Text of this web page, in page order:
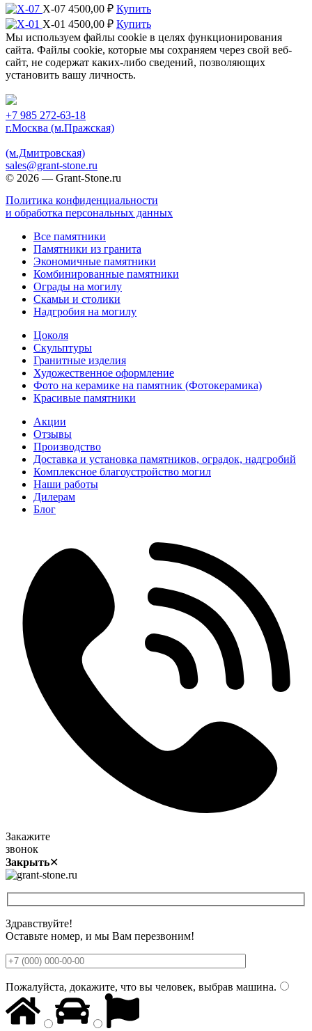
Х-07 4500,00 ₽ Купить
Х-01 4500,00 ₽ Купить
Мы используем файлы cookie в целях функционирования
сайта. Файлы cookie, которые мы сохраняем через свой веб-
сайт, не содержат каких-либо сведений, позволяющих
установить вашу личность.
+7 985 272-63-18
г.Москва (м.Пражская)
(м.Дмитровская)
sales@grant-stone.ru
© 2026 — Grant-Stone.ru
Политика конфиденциальности
и обработка персональных данных
Все памятники
Памятники из гранита
Экономичные памятники
Комбинированные памятники
Ограды на могилу
Cкамьи и столики
Надгробия на могилу
Цоколя
Скульптуры
Гранитные изделия
Художественное оформление
Фото на керамике на памятник (Фотокерамика)
Красивые памятники
Акции
Отзывы
Производство
Доставка и установка памятников, оградок, надгробий
Комплексное благоустройство могил
Наши работы
Дилерам
Блог
Закажите
звонок
Закрыть✕
Здравствуйте!
Оставьте номер, и мы Вам перезвоним!
Пожалуйста, докажите, что вы человек, выбрав машина.